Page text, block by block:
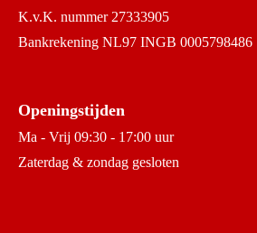
K.v.K. nummer 27333905
Bankrekening NL97 INGB 0005798486
Openingstijden
Ma - Vrij 09:30 - 17:00 uur
Zaterdag & zondag gesloten